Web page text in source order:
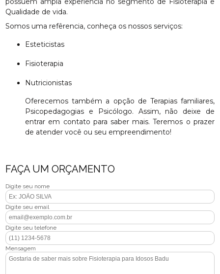
Qualidade de vida.
Somos uma refêrencia, conheça os nossos serviços:
Esteticistas
Fisioterapia
Nutricionistas
Oferecemos também a opção de Terapias familiares,
Psicopedagogias e Psicólogo. Assim, não deixe de
entrar em contato para saber mais. Teremos o prazer
de atender você ou seu empreendimento!
FAÇA UM ORÇAMENTO
Digite seu nome
Digite seu email
Digite seu telefone
Mensagem